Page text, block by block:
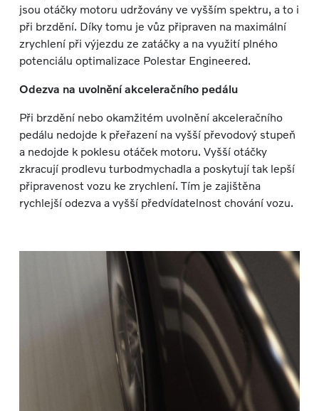
jsou otáčky motoru udržovány ve vyšším spektru, a to i
při brzdění. Díky tomu je vůz připraven na maximální
zrychlení při výjezdu ze zatáčky a na využití plného
potenciálu optimalizace Polestar Engineered.
Odezva na uvolnění akceleračního pedálu
Při brzdění nebo okamžitém uvolnění akceleračního
pedálu nedojde k přeřazení na vyšší převodový stupeň
a nedojde k poklesu otáček motoru. Vyšší otáčky
zkracují prodlevu turbodmychadla a poskytují tak lepší
připravenost vozu ke zrychlení. Tím je zajištěna
rychlejší odezva a vyšší předvídatelnost chování vozu.